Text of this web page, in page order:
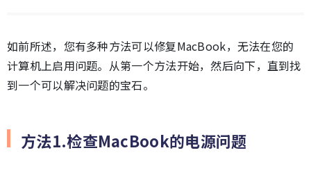
如前所述，您有多种方法可以修复MacBook，无法在您的
计算机上启用问题。从第一个方法开始，然后向下，直到找
到一个可以解决问题的宝石。
方法1.检查MacBook的电源问题